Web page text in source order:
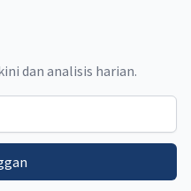
dan analisis harian.